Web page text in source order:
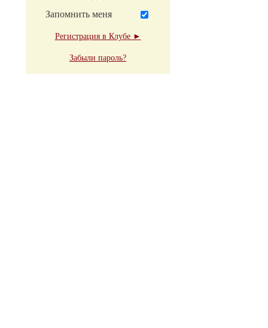
Запомнить меня
Регистрация в Клубе ►
Забыли пароль?